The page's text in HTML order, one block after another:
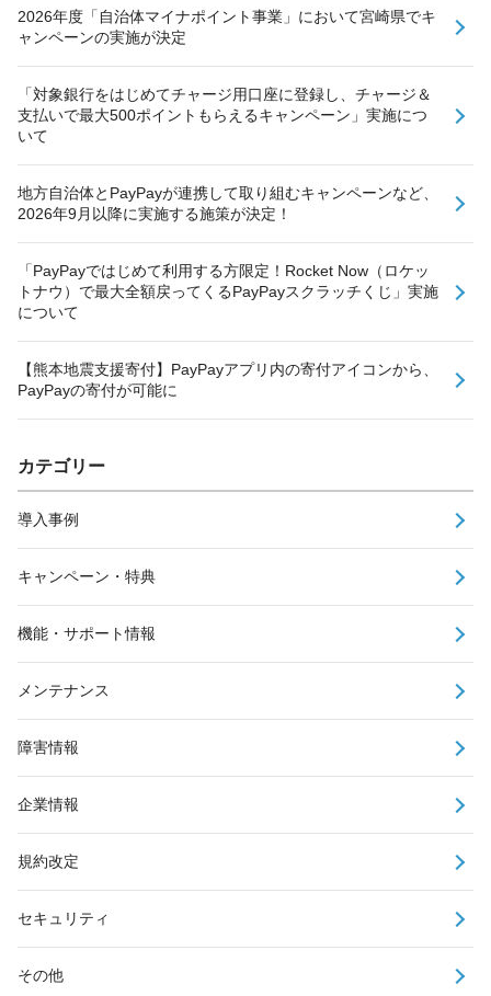
2026年度「自治体マイナポイント事業」において宮崎県でキ
ャンペーンの実施が決定
「対象銀行をはじめてチャージ用口座に登録し、チャージ＆
支払いで最大500ポイントもらえるキャンペーン」実施につ
いて
地方自治体とPayPayが連携して取り組むキャンペーンなど、
2026年9月以降に実施する施策が決定！
「PayPayではじめて利用する方限定！Rocket Now（ロケッ
トナウ）で最大全額戻ってくるPayPayスクラッチくじ」実施
について
【熊本地震支援寄付】PayPayアプリ内の寄付アイコンから、
PayPayの寄付が可能に
カテゴリー
導入事例
キャンペーン・特典
機能・サポート情報
メンテナンス
障害情報
企業情報
規約改定
セキュリティ
その他